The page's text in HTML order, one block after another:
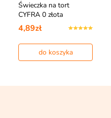
Świeczka na tort
CYFRA 0 złota
4,89zł
do koszyka